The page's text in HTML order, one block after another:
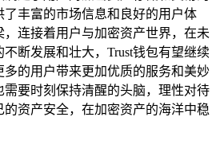
丰富的市场信息和良好的用户体
连接着用户与加密资产世界，在未
断发展和壮大，Trust钱包有望继续
的用户带来更加优质的服务和美妙
要时刻保持清醒的头脑，理性对待
资产安全，在加密资产的海洋中稳